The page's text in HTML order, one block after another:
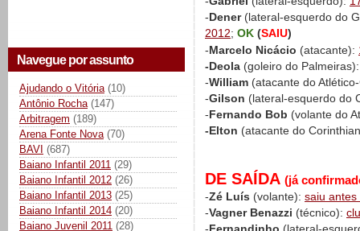
Navegue por assunto
Ajudando o Vitória (10)
Antônio Rocha (147)
Arbitragem (189)
Arena Fonte Nova (70)
BAVI (687)
Baiano Infantil 2011 (29)
Baiano Infantil 2012 (26)
Baiano Infantil 2013 (25)
Baiano Infantil 2014 (20)
Baiano Juvenil 2011 (28)
-Dener(lateral-esquerdo do
2012; OK (SAIU)
-Marcelo Nicácio (atacante):
-Deola (goleiro do
-William (atacante do
-Gilson (lateral-esquerdo do
-Fernando Bob (volante do
-Elton (atacante do
DE SAÍDA (já
-Zé Luís (volante): saiu antes
-Vagner Benazzi (técnico):